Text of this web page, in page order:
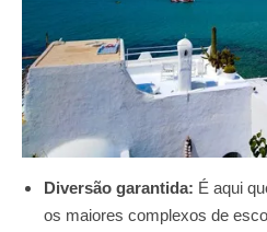
Diversão garantida: É aqui
os maiores complexos de